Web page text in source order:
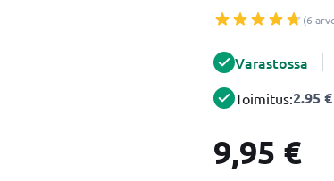
(6
Varastossa
Toimitus:2.95 €
9,95 €